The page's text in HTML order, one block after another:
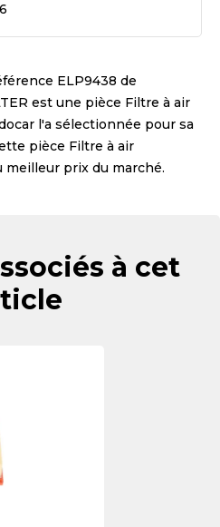
ELP9438 de
est une pièce Filtre à air
l'a sélectionnée pour sa
pièce Filtre à air
meilleur prix du marché.
à cet